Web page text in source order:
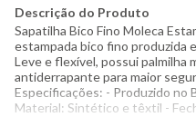
Descrição do Produto
Sapatilha Bico Fino Moleca
estampada bico fino produzida
Leve e flexível, possui palmilha
antiderrapante para maior
Especificações: - Produzido no
Material: Sintético e têxtil -